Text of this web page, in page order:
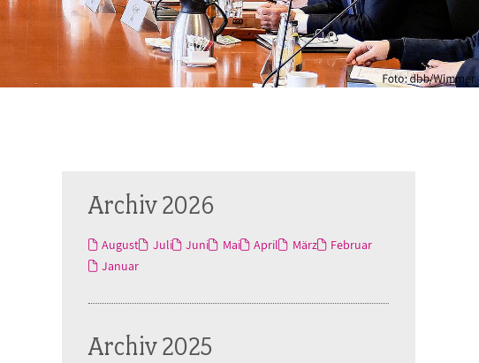
Archiv 2026
August Juli Juni Mai April März
Februar
Januar
Archiv 2025